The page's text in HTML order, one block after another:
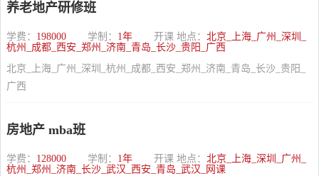
养老地产研修班
学费： 198000 学制： 1年 开课 地点： 北京_上海_广州_深圳_
杭州_成都_西安_郑州_济南_青岛_长沙_贵阳_广西
北京_上海_广州_深圳_杭州_成都_西安_郑州_济南_青岛_长沙_贵阳_
广西
房地产 mba班
学费： 128000 学制： 1年 开课 地点： 北京_上海_深圳_广州_
杭州_郑州_济南_长沙_武汉_西安_青岛_武汉_网课